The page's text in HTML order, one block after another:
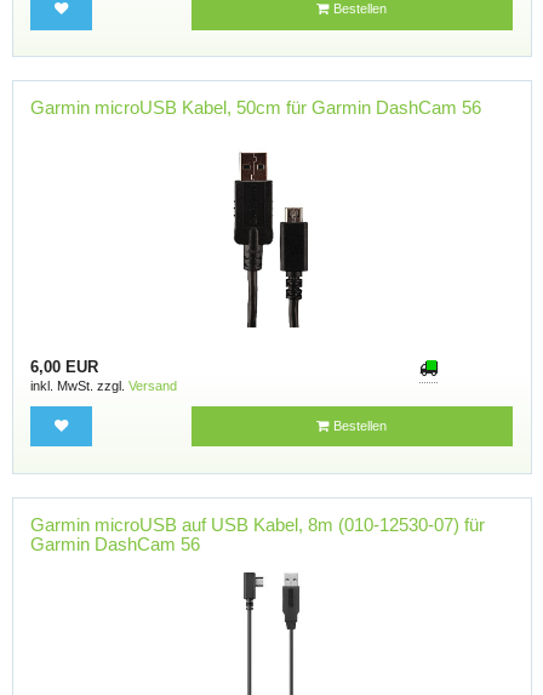
Bestellen
Garmin microUSB Kabel, 50cm für Garmin DashCam 56
6,00 EUR
inkl. MwSt. zzgl. Versand
Bestellen
Garmin microUSB auf USB Kabel, 8m (010-12530-07) für
Garmin DashCam 56